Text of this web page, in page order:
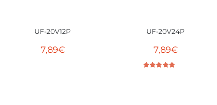
UF-20V12P
7,89€
UF-20V24P
7,89€